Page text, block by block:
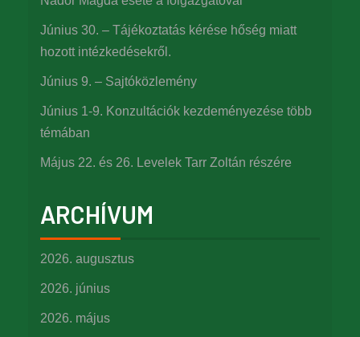
Június 30. – Tájékoztatás kérése hőség miatt
hozott intézkedésekről.
Június 9. – Sajtóközlemény
Június 1-9. Konzultációk kezdeményezése több
témában
Május 22. és 26. Levelek Tarr Zoltán részére
ARCHÍVUM
2026. augusztus
2026. június
2026. május